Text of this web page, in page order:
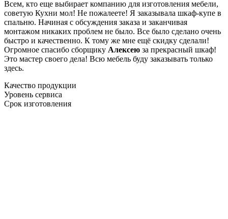
Всем, кто еще выбирает компанию для изготовления мебели,
советую Кухни мол! Не пожалеете! Я заказывала шкаф-купе в
спальню. Начиная с обсуждения заказа и заканчивая
монтажом никаких проблем не было. Все было сделано очень
быстро и качественно. К тому же мне ещё скидку сделали!
Огромное спасибо сборщику Алексею за прекрасный шкаф!
Это мастер своего дела! Всю мебель буду заказывать только
здесь.
Качество продукции
Уровень сервиса
Срок изготовления